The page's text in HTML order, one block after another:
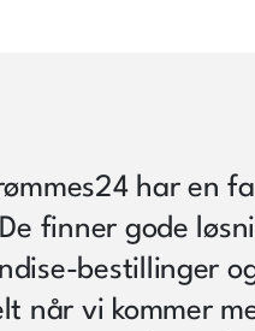
har en
finner gode
bestillinger
når vi kommer